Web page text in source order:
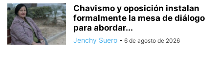
Chavismo y oposición instalan
formalmente la mesa de diálogo
para abordar...
Jenchy Suero - 6 de agosto de 2026